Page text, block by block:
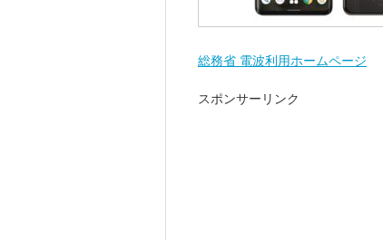
総務省 電波利用ホームページ
スポンサーリンク